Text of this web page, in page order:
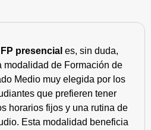
FP presencial es, sin duda,
modalidad de Formación de
Medio muy elegida por los
que prefieren tener
horarios fijos y una rutina de
Esta modalidad beneficia